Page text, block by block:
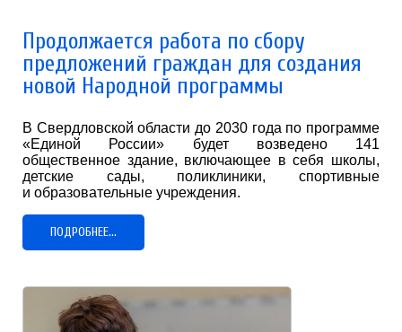
Продолжается работа по сбору
предложений граждан для создания
новой Народной программы
В Свердловской области до 2030 года по программе
«Единой России» будет возведено 141
общественное здание, включающее в себя школы,
детские сады, поликлиники, спортивные
и образовательные учреждения.
ПОДРОБНЕЕ...